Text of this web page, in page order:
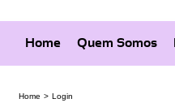
Home Quem Somos
Home > Login